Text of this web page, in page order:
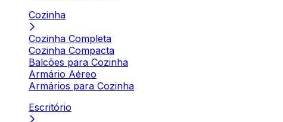
Cozinha
Cozinha Completa
Cozinha Compacta
Balcões para Cozinha
Armário Aéreo
Armários para Cozinha
Escritório